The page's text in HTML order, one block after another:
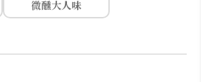
微醺大人味